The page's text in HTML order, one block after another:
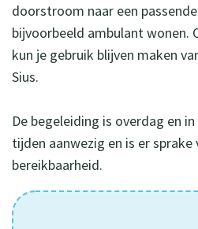
doorstroom naar een
bijvoorbeeld ambulant wonen.
kun je gebruik blijven maken
Sius.
De begeleiding is overdag en
tijden aanwezig en is er sprake
bereikbaarheid.